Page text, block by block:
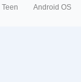
Teen Android OS